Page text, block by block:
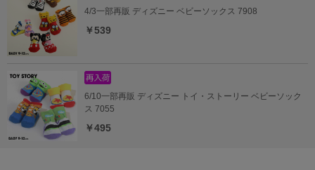
4/3一部再販 ディズニー ベビーソックス 7908
￥539
6/10一部再販 ディズニー トイ・ストーリー ベビーソック
ス 7055
￥495